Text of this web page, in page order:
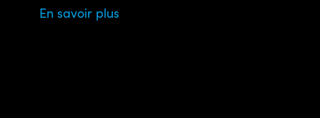
En savoir plus